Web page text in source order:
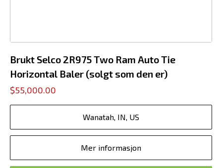
Brukt Selco 2R975 Two Ram Auto Tie
Horizontal Baler (solgt som den er)
$55,000.00
Wanatah, IN, US
Mer informasjon